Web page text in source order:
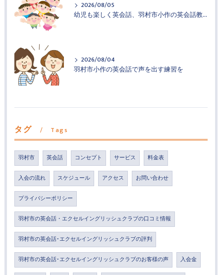
2026/08/05
幼児も楽しく英会話、羽村市小作の英会話教室
2026/08/04
羽村市小作の英会話で声を出す練習を
タグ Tags
羽村市 英会話 コンセプト サービス 料金表
入会の流れ スケジュール アクセス お問い合わせ
プライバシーポリシー
羽村市の英会話・エクセルイングリッシュクラブの口コミ情報
羽村市の英会話･エクセルイングリッシュクラブの評判
羽村市の英会話･エクセルイングリッシュクラブのお客様の声 入会金